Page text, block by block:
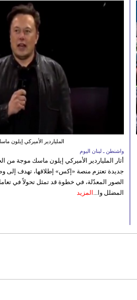
الملياردير الأميركي إيلون
واشنطن ـ لبنان اليوم
أثار الملياردير الأميركي إيلون ماسك موجة من
جديدة تعتزم منصة «إكس» إطلاقها، تهدف إلى
الصور المعدّلة، في خطوة قد تمثل تحولاً في
المضلل وا... المزيد